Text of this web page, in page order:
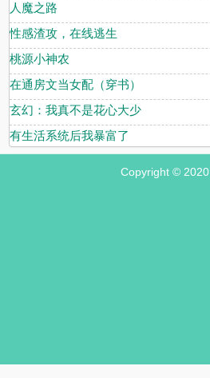
人魔之路
性感渣攻，在线逃生
桃源小神农
在通房文当女配（穿书）
玄幻：我真不是花心大少
有生活系统后我暴富了
Copyright © 2020